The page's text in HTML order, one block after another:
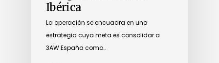
Ibérica
La operación se encuadra en una
estrategia cuya meta es consolidar a
3AW España como…